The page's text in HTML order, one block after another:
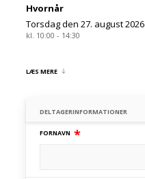
Hvornår
Torsdag den 27. august 2026
kl. 10:00 - 14:30
LÆS MERE
DELTAGERINFORMATIONER
FORNAVN *